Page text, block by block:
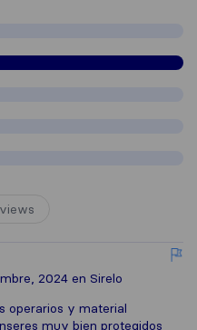
2024 en Sirelo
operarios y material
muy bien protegidos